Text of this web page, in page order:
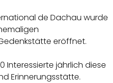
de Dachau wurde
eröffnet.
Interessierte jährlich diese
Erinnerungsstätte.